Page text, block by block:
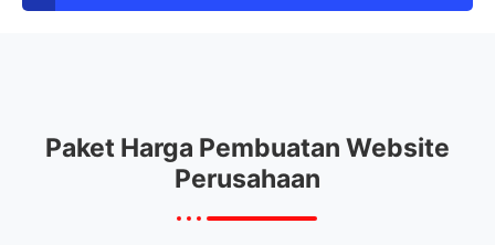
Paket Harga Pembuatan Website
Perusahaan